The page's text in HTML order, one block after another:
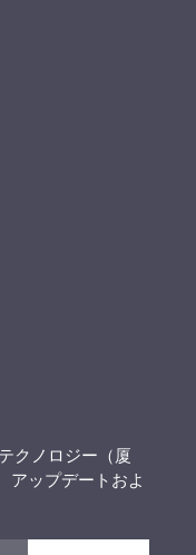
クノロジー（厦
アップデートおよ